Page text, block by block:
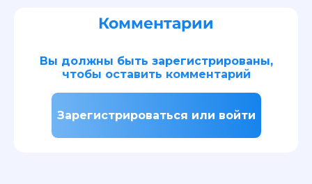
Комментарии
Вы должны быть зарегистрированы,
чтобы оставить комментарий
Зарегистрироваться или войти